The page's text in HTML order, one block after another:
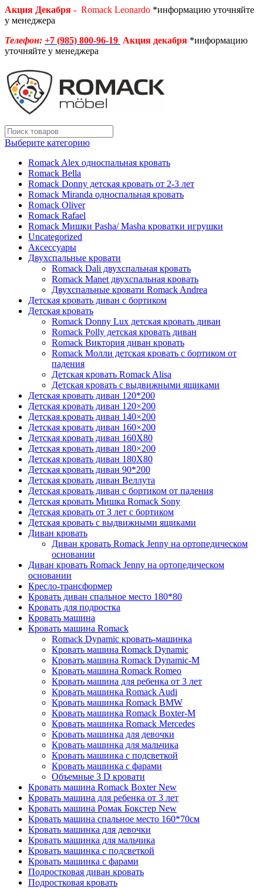
Акция Декабря - Romack Leonardo *информацию уточняйте
у менеджера
Телефон: +7 (985) 800-96-19 Акция декабря *информацию
уточняйте у менеджера
Выберите категорию
Romack Alex односпальная кровать
Romack Bella
Romack Donny детская кровать от 2-3 лет
Romack Miranda односпальная кровать
Romack Oliver
Romack Rafael
Romack Мишки Pasha/ Masha кроватки игрушки
Uncategorized
Аксессуары
Двухспальные кровати
Romack Dali двухспальная кровать
Romack Manet двухспальная кровать
Двухспальные кровати Romack Andrea
Детcкая кровать диван с бортиком
Детская кровать
Romack Donny Lux детская кровать диван
Romack Polly детская кровать диван
Romack Виктория диван кровать
Romack Молли детская кровать с бортиком от
падения
Детская кровать Romack Alisa
Детская кровать с выдвижными ящиками
Детская кровать диван 120*200
Детская кровать диван 120×200
Детская кровать диван 140×200
Детская кровать диван 160×200
Детская кровать диван 160Х80
Детская кровать диван 180×200
Детская кровать диван 180Х80
Детская кровать диван 90*200
Детская кровать диван Веллута
Детская кровать диван с бортиком от падения
Детская кровать Мишка Romack Sony
Детская кровать от 3 лет с бортиком
Детская кровать с выдвижными ящиками
Диван кровать
Диван кровать Romack Jenny на ортопедическом
основании
Диван кровать Romack Jenny на ортопедическом
основании
Кресло-трансформер
Кровать диван спальное место 180*80
Кровать для подростка
Кровать машина
Кровать машина Romack
Romack Dynamic кровать-машинка
Кровать машина Romack Dynamic
Кровать машина Romack Dynamic-M
Кровать машина Romack Romeo
Кровать машина для ребенка от 3 лет
Кровать машинка Romack Audi
Кровать машинка Romack BMW
Кровать машинка Romack Boxter-M
Кровать машинка Romack Mercedes
Кровать машинка для девочки
Кровать машинка для мальчика
Кровать машинка с подсветкой
Кровать машинка с фарами
Объемные 3 D кровати
Кровать машина Romack Boxter New
Кровать машина для ребенка от 3 лет
Кровать машина Ромак Бокстер New
Кровать машина спальное место 160*70см
Кровать машинка для девочки
Кровать машинка для мальчика
Кровать машинка с подсветкой
Кровать машинка с фарами
Подростковая диван кровать
Подростковая кровать